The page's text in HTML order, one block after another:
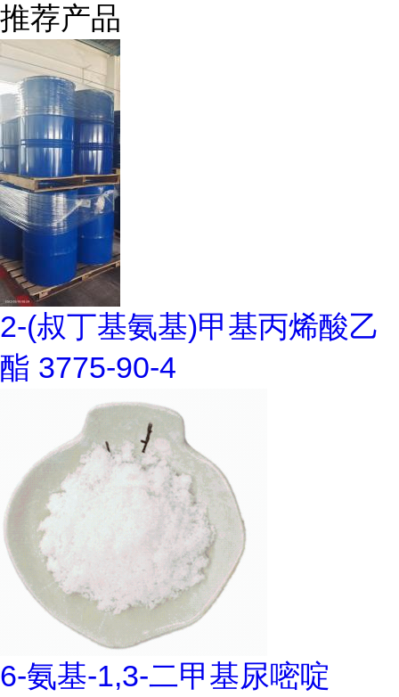
推荐产品
2-(叔丁基氨基)甲基丙烯酸乙
酯 3775-90-4
6-氨基-1,3-二甲基尿嘧啶